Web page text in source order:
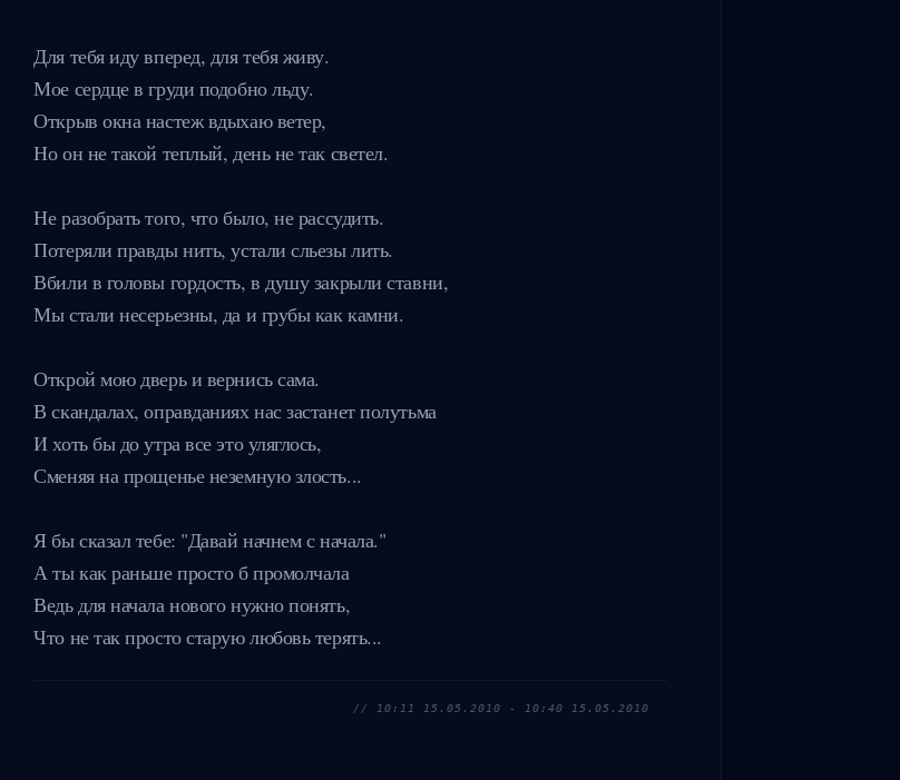
Для тебя иду вперед, для тебя живу.
Мое сердце в груди подобно льду.
Открыв окна настеж вдыхаю ветер,
Но он не такой теплый, день не так светел.
Не разобрать того, что было, не рассудить.
Потеряли правды нить, устали сльезы лить.
Вбили в головы гордость, в душу закрыли ставни,
Мы стали несерьезны, да и грубы как камни.
Открой мою дверь и вернись сама.
В скандалах, оправданиях нас застанет полутьма
И хоть бы до утра все это уляглось,
Сменяя на прощенье неземную злость...
Я бы сказал тебе: "Давай начнем с начала."
А ты как раньше просто б промолчала
Ведь для начала нового нужно понять,
Что не так просто старую любовь терять...
// 10:11 15.05.2010 - 10:40 15.05.2010